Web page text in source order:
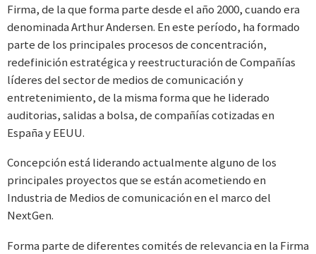
Firma, de la que forma parte desde el año 2000, cuando era
denominada Arthur Andersen. En este período, ha formado
parte de los principales procesos de concentración,
redefinición estratégica y reestructuración de Compañías
líderes del sector de medios de comunicación y
entretenimiento, de la misma forma que he liderado
auditorias, salidas a bolsa, de compañías cotizadas en
España y EEUU.
Concepción está liderando actualmente alguno de los
principales proyectos que se están acometiendo en
Industria de Medios de comunicación en el marco del
NextGen.
Forma parte de diferentes comités de relevancia en la Firma